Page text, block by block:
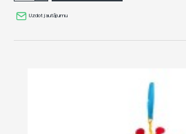
Uzdot jautājumu